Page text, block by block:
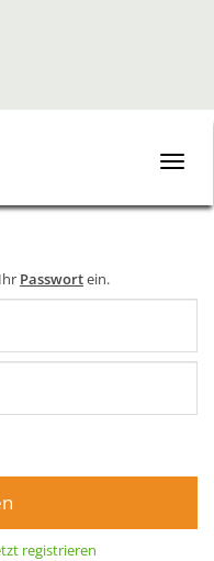
Toggle
Passwortein.
registrieren